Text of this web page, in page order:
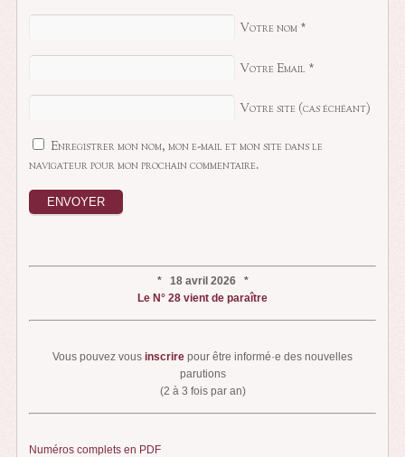
Votre nom *
Votre Email *
Votre site (cas échéant)
Enregistrer mon nom, mon e-mail et mon site dans le
navigateur pour mon prochain commentaire.
* 18 avril 2026 *
Le N° 28 vient de paraître
Vous pouvez vous inscrire pour être informé·e des nouvelles
parutions
(2 à 3 fois par an)
Numéros complets en PDF